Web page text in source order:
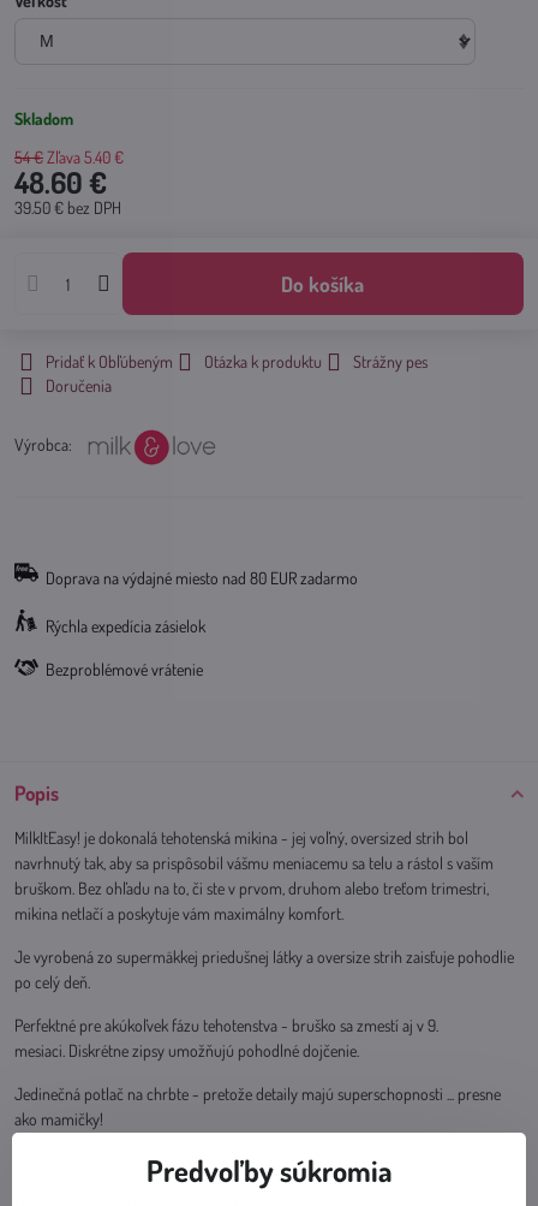
Skladom
54 €Zľava5.40 €
48.60 €
39.50 € bez DPH
Do košíka
Pridať k Obľúbeným Otázka k produktu
Strážny pes
Doručenia
Výrobca:
Doprava na výdajné miesto nad 80 EUR zadarmo
Rýchla expedícia zásielok
Bezproblémové vrátenie
Popis
MilkItEasy! je dokonalá tehotenská mikina - jej voľný, oversized strih bol
navrhnutý tak, aby sa prispôsobil vášmu meniacemu sa telu a rástol s vaším
bruškom. Bez ohľadu na to, či ste v prvom, druhom alebo treťom trimestri,
mikina netlačí a poskytuje vám maximálny komfort.
Je vyrobená zo supermäkkej priedušnej látky a oversize strih zaisťuje pohodlie
po celý deň.
Perfektné pre akúkoľvek fázu tehotenstva - bruško sa zmestí aj v 9.
mesiaci. Diskrétne zipsy umožňujú pohodlné dojčenie.
Jedinečná potlač na chrbte - pretože detaily majú superschopnosti ... presne
ako mamičky!
Predvoľby súkromia